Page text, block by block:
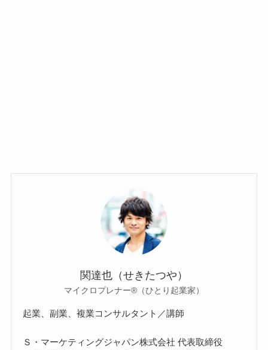
関達也（せきたつや）
マイクロプレナー®（ひとり起業家）
起業、副業、複業コンサルタント／講師
Ｓ・マーケティングジャパン株式会社 代表取締役